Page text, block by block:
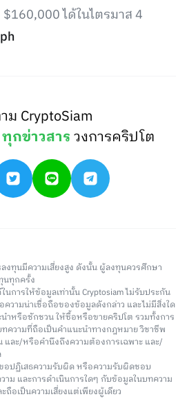
ได้ในไตรมาส 4
ม CryptoSiam
ทุกข่าวสารวงการคริปโต
ลงทุนมีความเสี่ยงสูง ดังนั้น ผู้ลงทุนควรศึกษา
นทุกครั้ง
การให้ข้อมูลเท่านั้น Cryptosiam ไม่รับประกัน
วามน่าเชื่อถือของข้อมูลดังกล่าว และไม่มีสิ่งใด
ำหรือชักชวน ให้ซื้อหรือขายคริปโต รวมทั้งการ
ความที่ถือเป็นคำแนะนำทางกฎหมาย วิชาชีพ
และ/หรือคำนึงถึงความต้องการเฉพาะ และ/
อปฏิเสธความรับผิด หรือความรับผิดชอบ
ม และการดำเนินการใดๆ กับข้อมูลในบทความ
ถือเป็นความเสี่ยงแต่เพียงผู้เดียว